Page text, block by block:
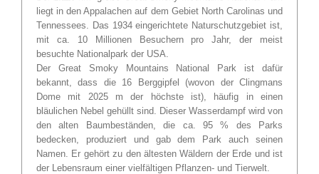
liegt in den Appalachen auf dem Gebiet North Carolinas und
Tennessees. Das 1934 eingerichtete Naturschutzgebiet ist,
mit ca. 10 Millionen Besuchern pro Jahr, der meist
besuchte Nationalpark der USA.
Der Great Smoky Mountains National Park ist dafür
bekannt, dass die 16 Berggipfel (wovon der Clingmans
Dome mit 2025 m der höchste ist), häufig in einen
bläulichen Nebel gehüllt sind. Dieser Wasserdampf wird von
den alten Baumbeständen, die ca. 95 % des Parks
bedecken, produziert und gab dem Park auch seinen
Namen. Er gehört zu den ältesten Wäldern der Erde und ist
der Lebensraum einer vielfältigen Pflanzen- und Tierwelt.